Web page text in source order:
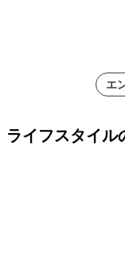
エ
ライフスタイル